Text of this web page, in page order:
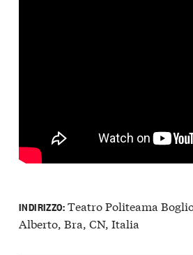
INDIRIZZO:Teatro Politeama
Alberto, Bra, CN, Italia